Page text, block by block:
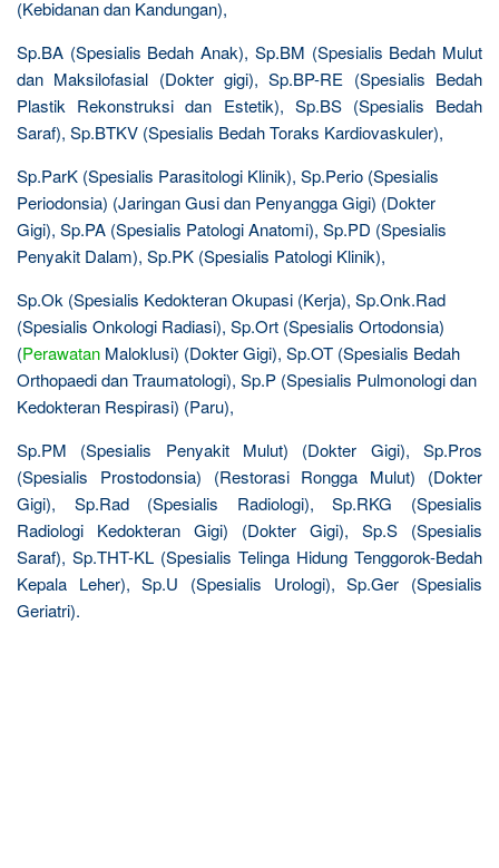
(Kebidanan dan Kandungan),
Sp.BA (Spesialis Bedah Anak), Sp.BM (Spesialis Bedah Mulut
dan Maksilofasial (Dokter gigi), Sp.BP-RE (Spesialis Bedah
Plastik Rekonstruksi dan Estetik), Sp.BS (Spesialis Bedah
Saraf), Sp.BTKV (Spesialis Bedah Toraks Kardiovaskuler),
Sp.ParK (Spesialis Parasitologi Klinik), Sp.Perio (Spesialis
Periodonsia) (Jaringan Gusi dan Penyangga Gigi) (Dokter
Gigi), Sp.PA (Spesialis Patologi Anatomi), Sp.PD (Spesialis
Penyakit Dalam), Sp.PK (Spesialis Patologi Klinik),
Sp.Ok (Spesialis Kedokteran Okupasi (Kerja), Sp.Onk.Rad
(Spesialis Onkologi Radiasi), Sp.Ort (Spesialis Ortodonsia)
(Perawatan Maloklusi) (Dokter Gigi), Sp.OT (Spesialis Bedah
Orthopaedi dan Traumatologi), Sp.P (Spesialis Pulmonologi dan
Kedokteran Respirasi) (Paru),
Sp.PM (Spesialis Penyakit Mulut) (Dokter Gigi), Sp.Pros
(Spesialis Prostodonsia) (Restorasi Rongga Mulut) (Dokter
Gigi), Sp.Rad (Spesialis Radiologi), Sp.RKG (Spesialis
Radiologi Kedokteran Gigi) (Dokter Gigi), Sp.S (Spesialis
Saraf), Sp.THT-KL (Spesialis Telinga Hidung Tenggorok-Bedah
Kepala Leher), Sp.U (Spesialis Urologi), Sp.Ger (Spesialis
Geriatri).